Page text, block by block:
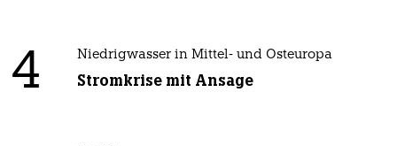
4 Niedrigwasser in Mittel- und Osteuropa
Stromkrise mit Ansage